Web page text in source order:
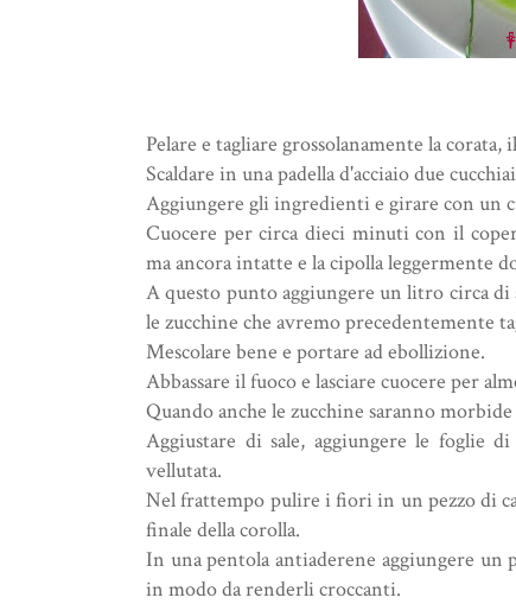
Pelare e tagliare grossolanamente la corata,
Scaldare in una padella d'acciaio due
Aggiungere gli ingredienti e girare con un
Cuocere per circa dieci minuti con il
ma ancora intatte e la cipolla leggermente
A questo punto aggiungere un litro circa di
le zucchine che avremo precedentemente
Mescolare bene e portare ad ebollizione.
Abbassare il fuoco e lasciare cuocere per
Quando anche le zucchine saranno
Aggiustare di sale, aggiungere le foglie
vellutata.
Nel frattempo pulire i fiori in un pezzo di
finale della corolla.
In una pentola antiaderene aggiungere
in modo da renderli croccanti.